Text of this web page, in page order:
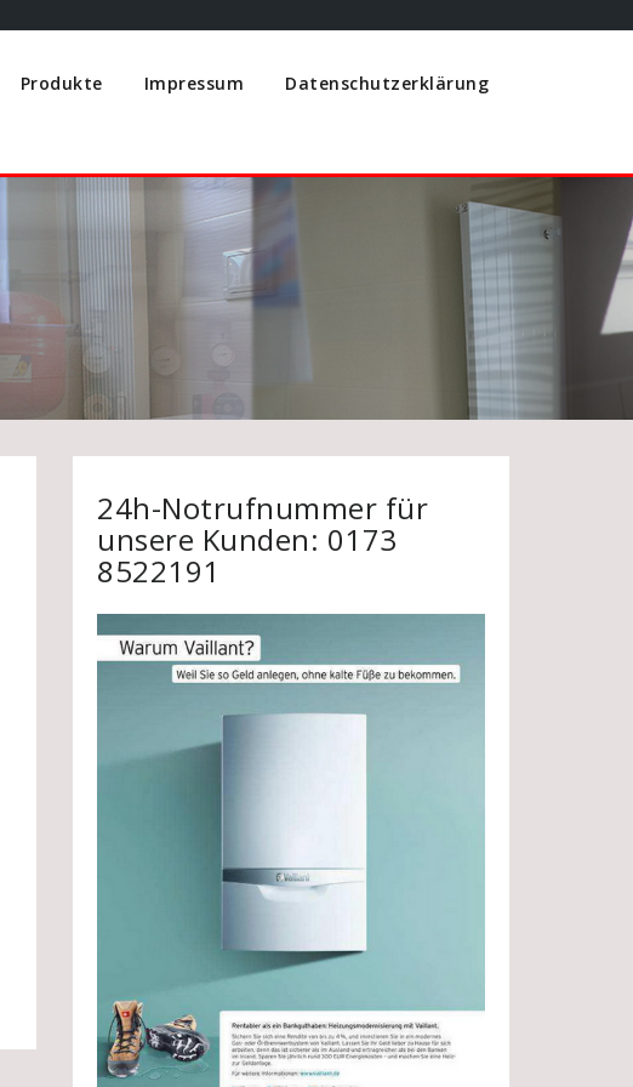
Produkte Impressum Datenschutzerklärung
24h-Notrufnummer für
unsere Kunden: 0173
8522191